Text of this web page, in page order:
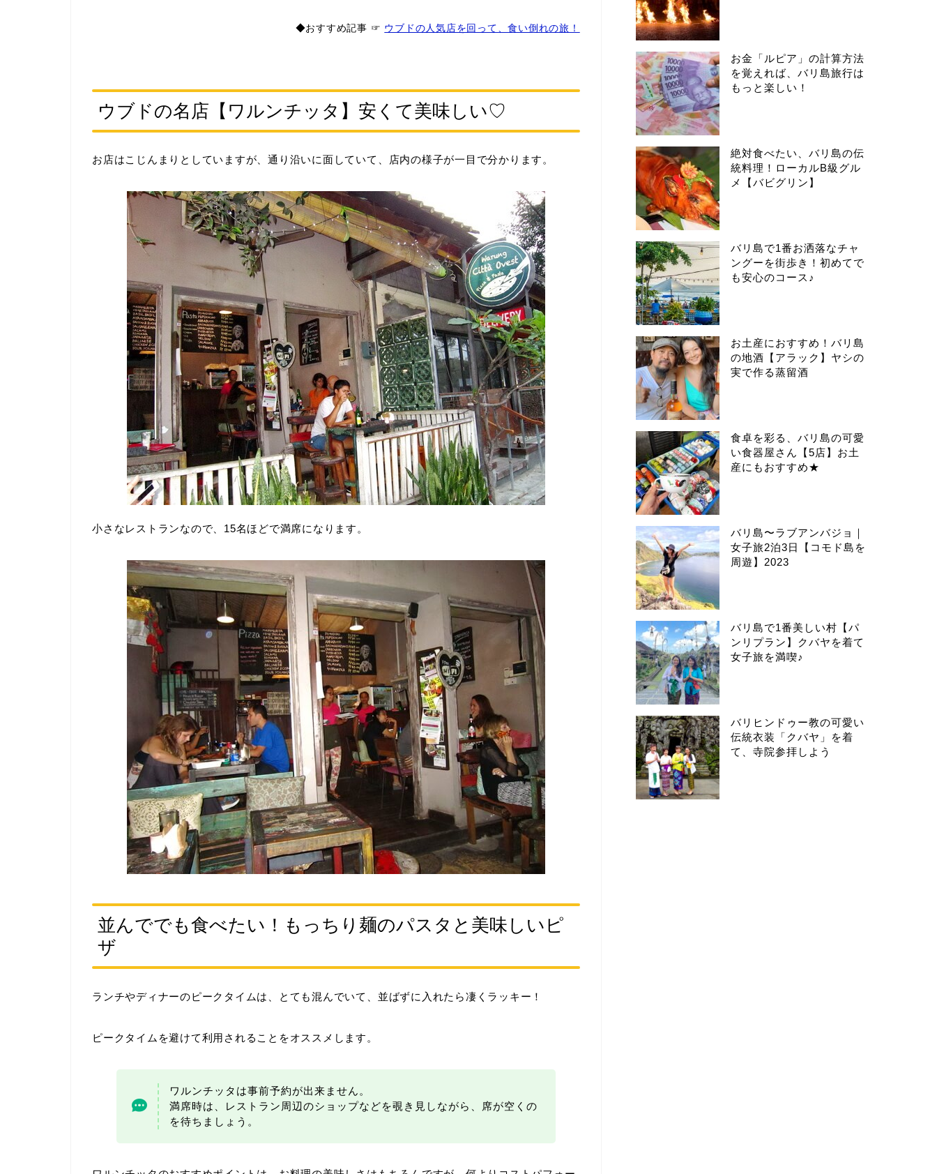
◆おすすめ記事 ☞ ウブドの人気店を回って、食い倒れの旅！
ウブドの名店【ワルンチッタ】安くて美味しい♡
お店はこじんまりとしていますが、通り沿いに面していて、店内の様子が一目で分かります。
小さなレストランなので、15名ほどで満席になります。
並んででも食べたい！もっちり麺のパスタと美味しいピ
ザ
ランチやディナーのピークタイムは、とても混んでいて、並ばずに入れたら凄くラッキー！
ピークタイムを避けて利用されることをオススメします。
ワルンチッタは事前予約が出来ません。
満席時は、レストラン周辺のショップなどを覗き見しながら、席が空くの
を待ちましょう。
お金「ルピア」の計算方法
を覚えれば、バリ島旅行は
もっと楽しい！
絶対食べたい、バリ島の伝
統料理！ローカルB級グル
メ【バビグリン】
バリ島で1番お洒落なチャ
ングーを街歩き！初めてで
も安心のコース♪
お土産におすすめ！バリ島
の地酒【アラック】ヤシの
実で作る蒸留酒
食卓を彩る、バリ島の可愛
い食器屋さん【5店】お土
産にもおすすめ★
バリ島〜ラブアンバジョ｜
女子旅2泊3日【コモド島を
周遊】2023
バリ島で1番美しい村【パ
ンリプラン】クバヤを着て
女子旅を満喫♪
バリヒンドゥー教の可愛い
伝統衣装「クバヤ」を着
て、寺院参拝しよう